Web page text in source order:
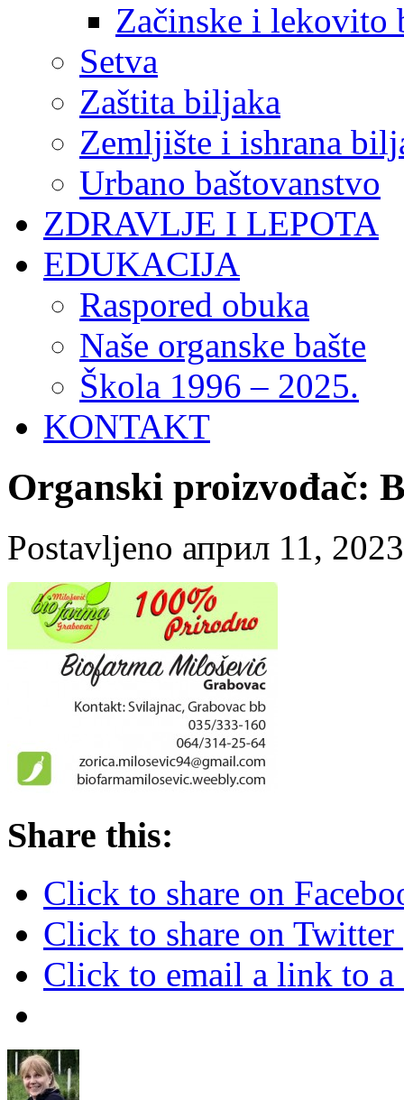
Začinske i lekovito
Setva
Zaštita biljaka
Zemljište i ishrana
Urbano baštovanstvo
ZDRAVLJE I LEPOTA
EDUKACIJA
Raspored obuka
Naše organske bašte
Škola 1996 – 2025.
KONTAKT
Organski proizvođač:
Postavljeno април 11,
Share this:
Click to share on
Click to share on
Click to email a link to